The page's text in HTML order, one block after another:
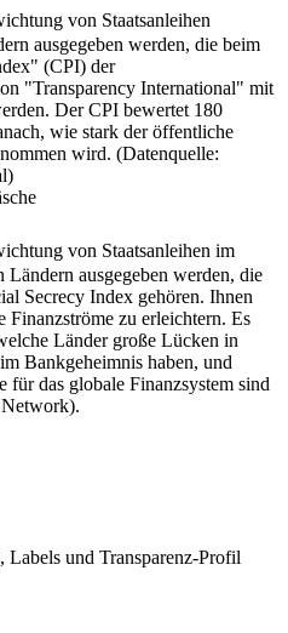
von Staatsanleihen
ausgegeben werden, die beim
(CPI) der
"Transparency International" mit
Der CPI bewertet 180
wie stark der öffentliche
wird. (Datenquelle:
von Staatsanleihen im
Ländern ausgegeben werden, die
Secrecy Index gehören. Ihnen
zu erleichtern. Es
Länder große Lücken in
Bankgeheimnis haben, und
das globale Finanzsystem sind
Labels und Transparenz-Profil